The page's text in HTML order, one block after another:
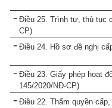
Điều 25. Trình tự, thủ tục
CP)
Điều 24. Hồ sơ đề nghị
Điều 23. Giấy phép hoạt
145/2020/NĐ-CP)
Điều 22. Thẩm quyền cấp,